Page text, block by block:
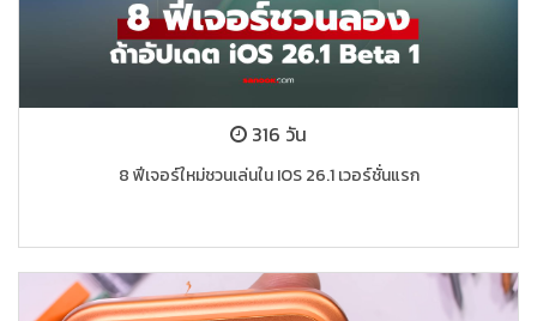
316 วัน
8 ฟีเจอร์ใหม่ชวนเล่นใน IOS 26.1 เวอร์ชั่นแรก